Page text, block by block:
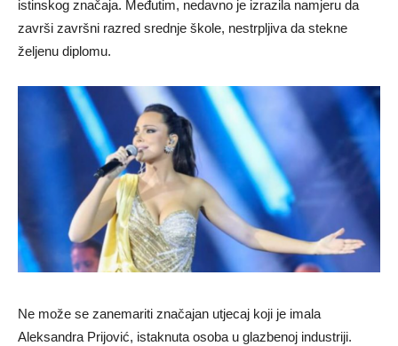
istinskog značaja. Međutim, nedavno je izrazila namjeru da
završi završni razred srednje škole, nestrpljiva da stekne
željenu diplomu.
Ne može se zanemariti značajan utjecaj koji je imala
Aleksandra Prijović, istaknuta osoba u glazbenoj industriji.